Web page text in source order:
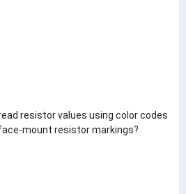
resistor values using color codes
mount resistor markings?